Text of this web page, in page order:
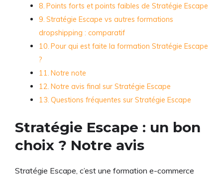
Points forts et points faibles de Stratégie Escape
Stratégie Escape vs autres formations
dropshipping : comparatif
Pour qui est faite la formation Stratégie Escape
?
Notre note
Notre avis final sur Stratégie Escape
Questions fréquentes sur Stratégie Escape
Stratégie Escape : un bon
choix ? Notre avis
Stratégie Escape, c’est une formation e-commerce